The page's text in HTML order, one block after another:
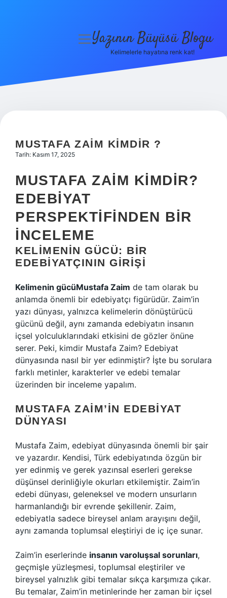
Hakkımızda
menüyü
Yazının Büyüsü Blogu
Kelimelerle hayatına renk kat!
MUSTAFA ZAIM KIMDIR ?
Tarih: Kasım 17, 2025
MUSTAFA ZAIM KIMDIR?
EDEBIYAT
PERSPEKTIFINDEN BIR
İNCELEME
KELIMENIN GÜCÜ: BIR
EDEBIYATÇININ GIRIŞI
Kelimenin gücüMustafa Zaim de tam olarak bu
anlamda önemli bir edebiyatçı figürüdür. Zaim’in
yazı dünyası, yalnızca kelimelerin dönüştürücü
gücünü değil, aynı zamanda edebiyatın insanın
içsel yolculuklarındaki etkisini de gözler önüne
serer. Peki, kimdir Mustafa Zaim? Edebiyat
dünyasında nasıl bir yer edinmiştir? İşte bu sorulara
farklı metinler, karakterler ve edebi temalar
üzerinden bir inceleme yapalım.
MUSTAFA ZAIM’IN EDEBIYAT
DÜNYASI
Mustafa Zaim, edebiyat dünyasında önemli bir şair
ve yazardır. Kendisi, Türk edebiyatında özgün bir
yer edinmiş ve gerek yazınsal eserleri gerekse
düşünsel derinliğiyle okurları etkilemiştir. Zaim’in
edebi dünyası, geleneksel ve modern unsurların
harmanlandığı bir evrende şekillenir. Zaim,
edebiyatla sadece bireysel anlam arayışını değil,
aynı zamanda toplumsal eleştiriyi de iç içe sunar.
Zaim’in eserlerinde insanın varoluşsal sorunları,
geçmişle yüzleşmesi, toplumsal eleştiriler ve
bireysel yalnızlık gibi temalar sıkça karşımıza çıkar.
Bu temalar, Zaim’in metinlerinde her zaman bir içsel